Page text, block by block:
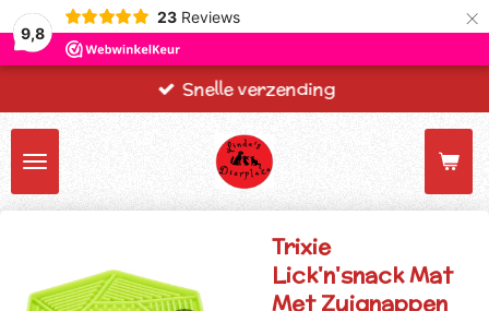
9,8
23 Reviews ×
Snelle verzending
Trixie
Lick'n'snack Mat
Met Zuignappen